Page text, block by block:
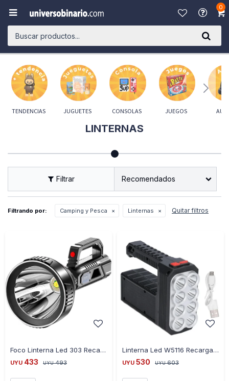
0

TENDENCIAS JUGUETES CONSOLAS JUEGOS
LINTERNAS
Recomendados
Filtrando por: Camping y Pesca Linternas Quitar filtros
Foco Linterna Led 303 Recargable 3 Modos De Luz Ub
UYU 433 UYU 493
Linterna Led W5116 Recargable 8 Leds Universo Binario - NEGRO
UYU 530 UYU 603